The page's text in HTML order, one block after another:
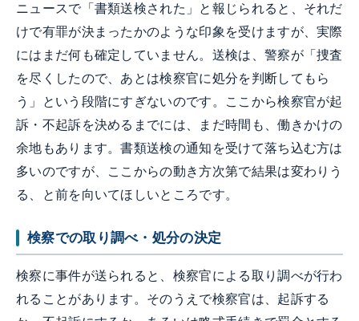
ニュースで「書類送検された」と報じられると、それだ
けで有罪が決まったかのような印象を受けますが、実際
にはまだ何も確定していません。送検は、警察が「捜査
を尽くしたので、あとは検察官に処分を判断してもら
う」という段階にすぎないのです。ここから検察官が起
訴・不起訴を決めるまでには、まだ時間も、働きかけの
余地もあります。書類送検の通知を受けて落ち込む方は
多いのですが、ここからの動き方次第で結果は変わりう
る、と前を向いてほしいところです。
検察での取り調べ・処分の決定
検察に事件が送られると、検察官による取り調べが行わ
れることがあります。そのうえで検察官は、起訴する